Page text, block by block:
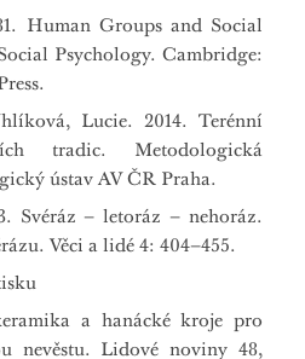
Human Groups and Social
Psychology. Cambridge:
Lucie. 2014. Terénní
tradic. Metodologická
ústav AV ČR Praha.
Svéráz – letoráz – nehoráz.
Věci a lidé 4: 404–455.
a hanácké kroje pro
nevěstu. Lidové noviny 48,